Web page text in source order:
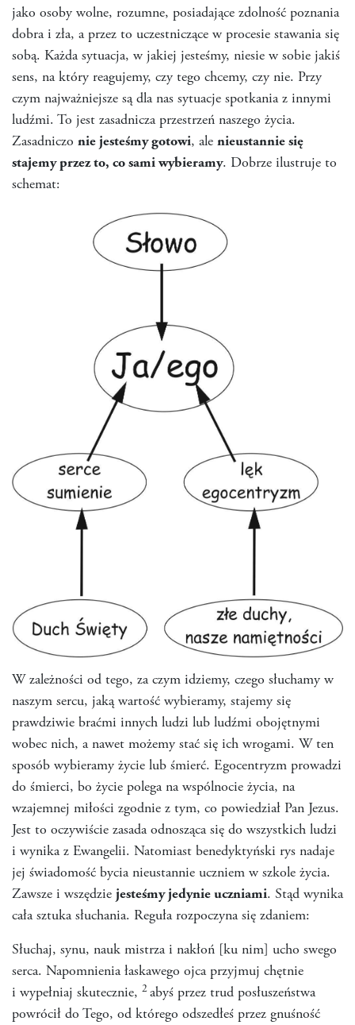
jako osoby wolne, rozumne, posiadające zdolność poznania
dobra i zła, a przez to uczestniczące w procesie stawania się
sobą. Każda sytuacja, w jakiej jesteśmy, niesie w sobie jakiś
sens, na który reagujemy, czy tego chcemy, czy nie. Przy
czym najważniejsze są dla nas sytuacje spotkania z innymi
ludźmi. To jest zasadnicza przestrzeń naszego życia.
Zasadniczo nie jesteśmy gotowi, ale nieustannie się
stajemy przez to, co sami wybieramy. Dobrze ilustruje to
schemat:
W zależności od tego, za czym idziemy, czego słuchamy w
naszym sercu, jaką wartość wybieramy, stajemy się
prawdziwie braćmi innych ludzi lub ludźmi obojętnymi
wobec nich, a nawet możemy stać się ich wrogami. W ten
sposób wybieramy życie lub śmierć. Egocentryzm prowadzi
do śmierci, bo życie polega na wspólnocie życia, na
wzajemnej miłości zgodnie z tym, co powiedział Pan Jezus.
Jest to oczywiście zasada odnosząca się do wszystkich ludzi
i wynika z Ewangelii. Natomiast benedyktyński rys nadaje
jej świadomość bycia nieustannie uczniem w szkole życia.
Zawsze i wszędzie jesteśmy jedynie uczniami. Stąd wynika
cała sztuka słuchania. Reguła rozpoczyna się zdaniem:
Słuchaj, synu, nauk mistrza i nakłoń [ku nim] ucho swego
serca. Napomnienia łaskawego ojca przyjmuj chętnie
i wypełniaj skutecznie, 2 abyś przez trud posłuszeństwa
powrócił do Tego, od którego odszedłeś przez gnuśność